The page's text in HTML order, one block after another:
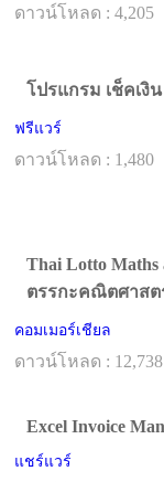
ดาวน์โหลด : 4,205
โปรแกรม เช็คเงิ
ฟรีแวร์
ดาวน์โหลด : 1,480
Thai Lotto
ตรรกะคณิตศาสต
คอมเมอร์เชียล
ดาวน์โหลด : 12,738
Excel Invoice
แชร์แวร์